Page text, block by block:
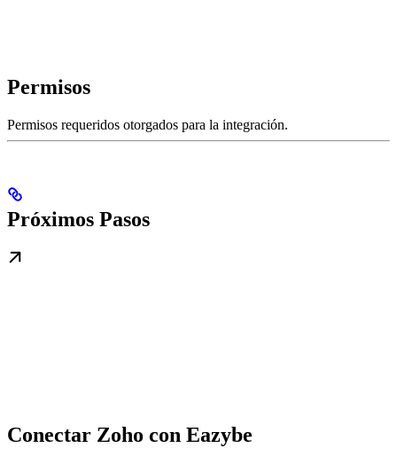
Permisos
Permisos requeridos otorgados para la integración.
Próximos Pasos
Conectar Zoho con Eazybe